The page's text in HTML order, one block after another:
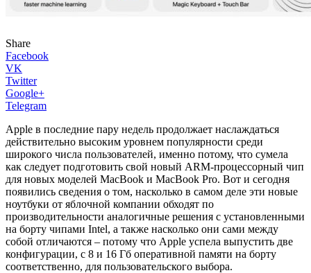
Share
Facebook
VK
Twitter
Google+
Telegram
Apple в последние пару недель продолжает наслаждаться
действительно высоким уровнем популярности среди
широкого числа пользователей, именно потому, что сумела
как следует подготовить свой новый ARM-процессорный чип
для новых моделей MacBook и MacBook Pro. Вот и сегодня
появились сведения о том, насколько в самом деле эти новые
ноутбуки от яблочной компании обходят по
производительности аналогичные решения с установленными
на борту чипами Intel, а также насколько они сами между
собой отличаются – потому что Apple успела выпустить две
конфигурации, с 8 и 16 Гб оперативной памяти на борту
соответственно, для пользовательского выбора.